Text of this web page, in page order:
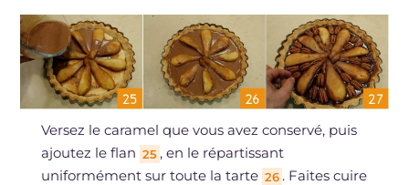
Versez le caramel que vous avez conservé, puis
ajoutez le flan 25 , en le répartissant
uniformément sur toute la tarte 26 . Faites cuire